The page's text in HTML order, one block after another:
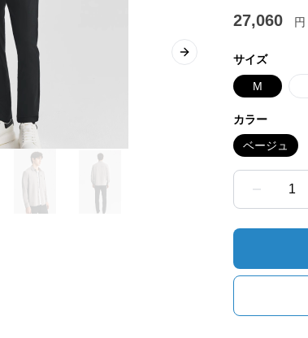
Next slide
27,060 円
サイズ
M
カラー
ベージュ
1